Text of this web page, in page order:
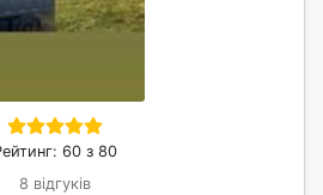
60 з 80
8 відгуків